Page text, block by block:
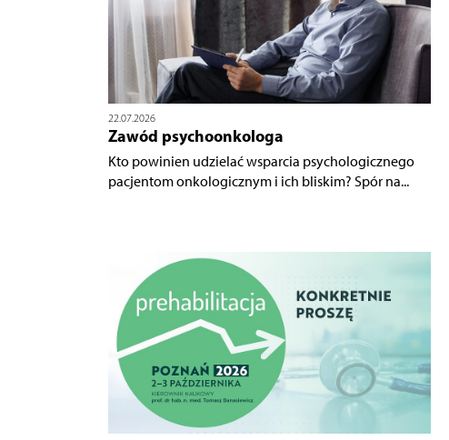
22.07.2026
Zawód psychoonkologa
Kto powinien udzielać wsparcia psychologicznego
pacjentom onkologicznym i ich bliskim? Spór na...